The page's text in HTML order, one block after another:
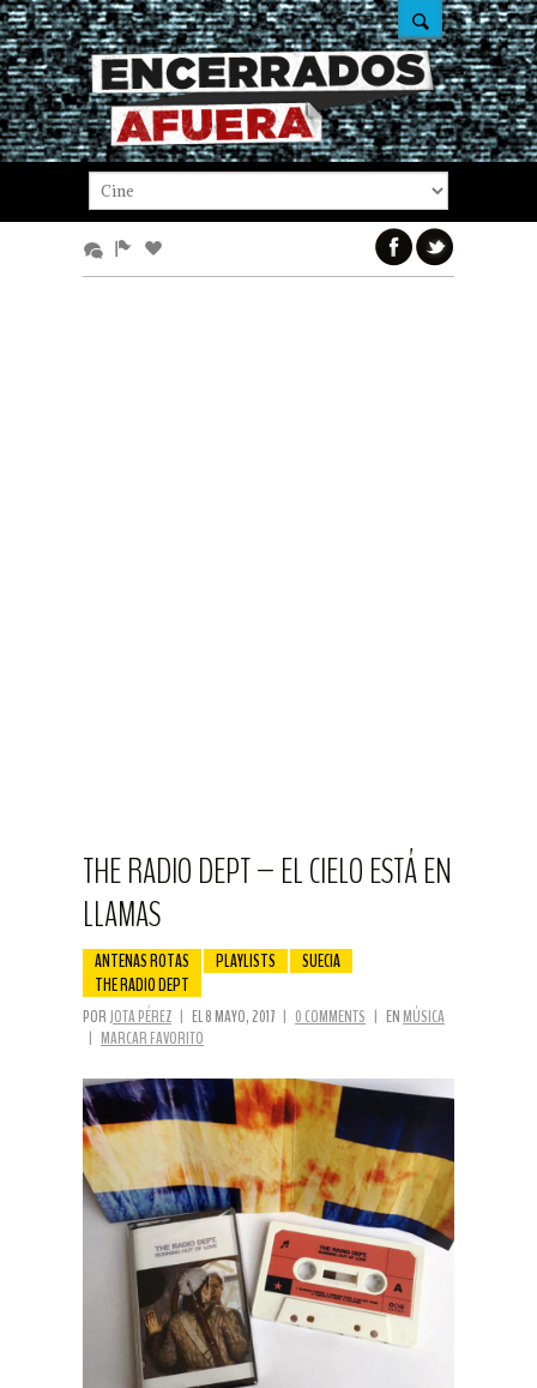
THE RADIO DEPT – EL CIELO ESTÁ EN
LLAMAS
ANTENAS ROTAS PLAYLISTS
SUECIA
THE RADIO DEPT
POR JOTA PÉREZ | EL 8 MAYO, 2017 | 0 COMMENTS | EN MÚSICA
| MARCAR FAVORITO